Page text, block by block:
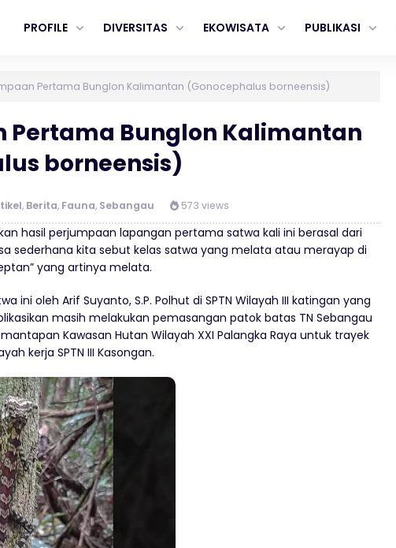
PROFILE DIVERSITAS EKOWISATA PUBLIKASI
Pertama Bunglon Kalimantan (Gonocephalus borneensis)
Pertama Bunglon Kalimantan
borneensis)
, Berita, Fauna, Sebangau 573 views
hasil perjumpaan lapangan pertama satwa kali ini berasal dari
sederhana kita sebut kelas satwa yang melata atau merayap di
yang artinya melata.
ini oleh Arif Suyanto, S.P. Polhut di SPTN Wilayah III katingan yang
masih melakukan pemasangan patok batas TN Sebangau
Kawasan Hutan Wilayah XXI Palangka Raya untuk trayek
kerja SPTN III Kasongan.